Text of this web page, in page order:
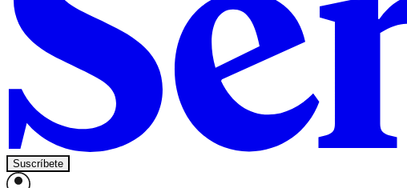
Suscríbete